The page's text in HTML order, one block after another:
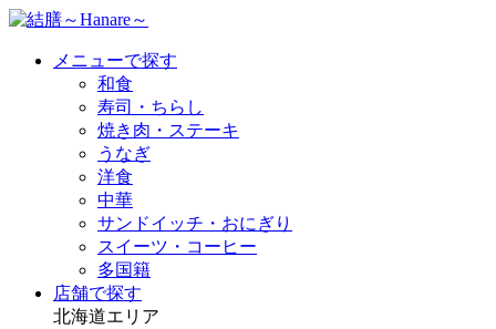
メニューで探す
和食
寿司・ちらし
焼き肉・ステーキ
うなぎ
洋食
中華
サンドイッチ・おにぎり
スイーツ・コーヒー
多国籍
店舗で探す
北海道エリア